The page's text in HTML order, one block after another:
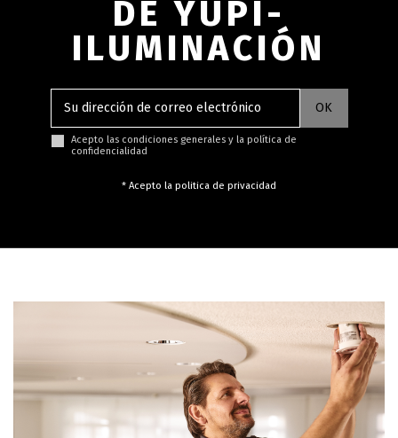
DE YUPI-
ILUMINACIÓN
Acepto las condiciones generales y la política de
confidencialidad
* Acepto la politica de privacidad